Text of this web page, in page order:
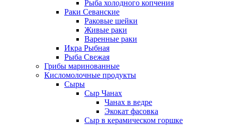
Рыба холодного копчения
Раки Севанские
Раковые шейки
Живые раки
Варенные раки
Икра Рыбная
Рыба Свежая
Грибы маринованные
Кисломолочные продукты
Сыры
Сыр Чанах
Чанах в ведре
Экокат фасовка
Сыр в керамическом горшке